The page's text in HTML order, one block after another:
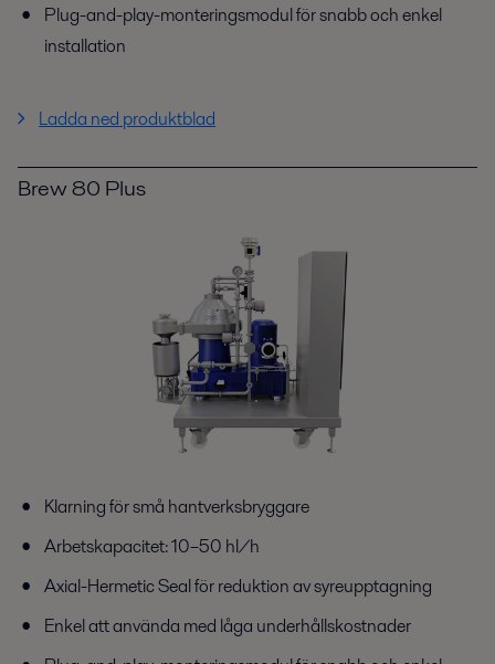
Plug-and-play-monteringsmodul för snabb och enkel
installation
Ladda ned produktblad
Brew 80 Plus
Klarning för små hantverksbryggare
Arbetskapacitet: 10–50 hl/h
Axial-Hermetic Seal för reduktion av syreupptagning
Enkel att använda med låga underhållskostnader